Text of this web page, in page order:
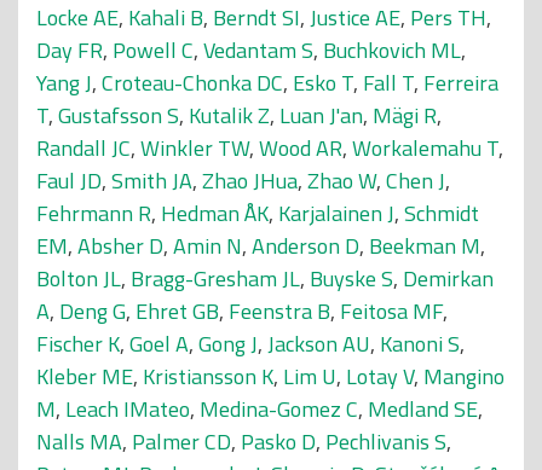
Locke AE, Kahali B, Berndt SI,Justice AE, Pers TH,
Day FR, Powell C,Vedantam S, Buchkovich ML,
Yang J,Croteau-Chonka DC, Esko T, Fall T, Ferreira
T,Gustafsson S, Kutalik Z, Luan J'an, Mägi R,
Randall JC,Winkler TW,Wood AR,Workalemahu T,
Faul JD,Smith JA,Zhao JHua,Zhao W,Chen J,
Fehrmann R, Hedman ÅK, Karjalainen J,Schmidt
EM,Absher D,Amin N,Anderson D, Beekman M,
Bolton JL, Bragg-Gresham JL, Buyske S, Demirkan
A, Deng G, Ehret GB, Feenstra B, Feitosa MF,
Fischer K,Goel A,Gong J,Jackson AU, Kanoni S,
Kleber ME, Kristiansson K, Lim U, Lotay V, Mangino
M, Leach IMateo, Medina-Gomez C, Medland SE,
Nalls MA, Palmer CD, Pasko D, Pechlivanis S,